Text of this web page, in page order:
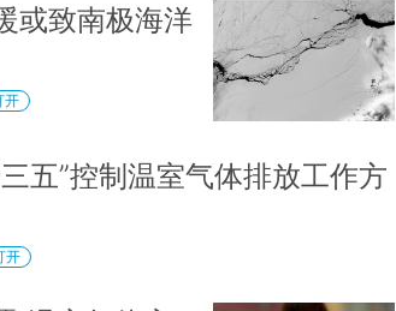
或致南极海洋
开
五”控制温室气体排放工作方
开